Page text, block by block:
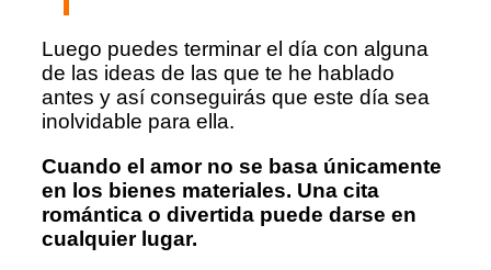
Luego puedes terminar el día con alguna
de las ideas de las que te he hablado
antes y así conseguirás que este día sea
inolvidable para ella.
Cuando el amor no se basa únicamente
en los bienes materiales. Una cita
romántica o divertida puede darse en
cualquier lugar.